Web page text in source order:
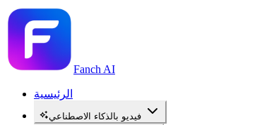
Fanch AI
الرئيسية
فيديو بالذكاء الاصطناعي